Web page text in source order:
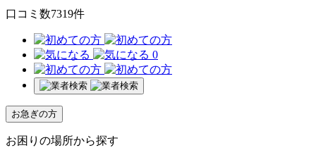
口コミ数7319件
0
お急ぎの方
お困りの場所から探す